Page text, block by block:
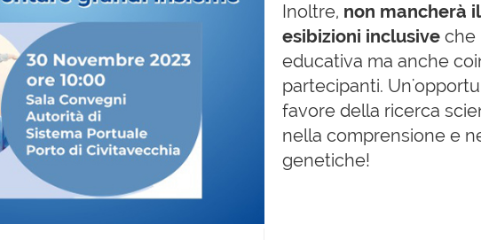
Inoltre, non mancherà
esibizioni inclusive che
educativa ma anche
partecipanti.
favore della ricerca
nella comprensione e
genetiche!